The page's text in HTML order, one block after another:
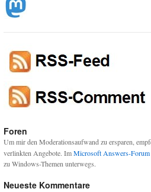
Foren
Um mir den Moderationsaufwand zu ersparen,
verlinkten Angebote. ImMicrosoft Answers-Forum
zu Windows-Themen unterwegs.
Neueste Kommentare